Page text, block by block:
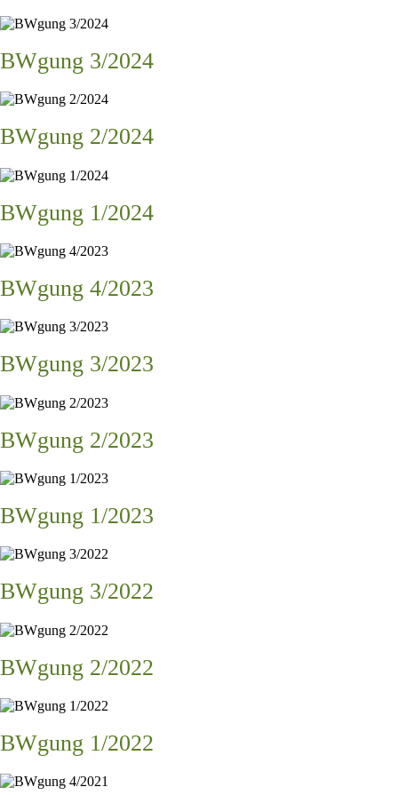
BWgung 3/2024
BWgung 2/2024
BWgung 1/2024
BWgung 4/2023
BWgung 3/2023
BWgung 2/2023
BWgung 1/2023
BWgung 3/2022
BWgung 2/2022
BWgung 1/2022